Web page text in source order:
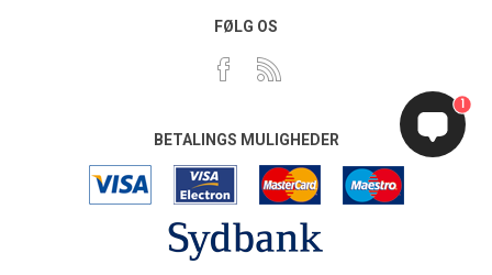
FØLG OS
BETALINGS MULIGHEDER
1